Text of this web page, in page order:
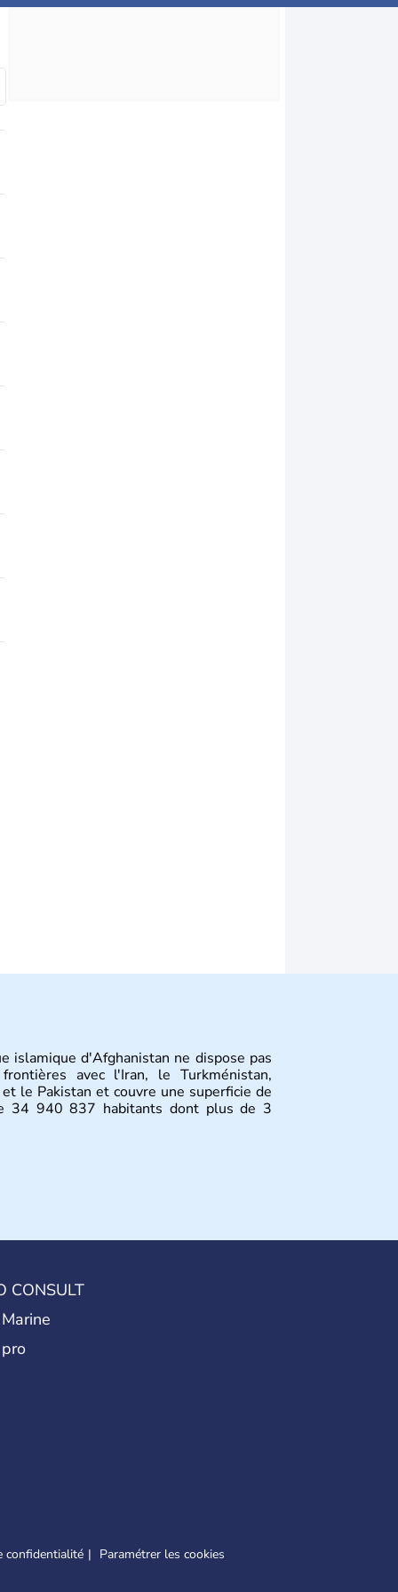
islamique d'Afghanistan ne dispose pas
avec l'Iran, le Turkménistan,
le Pakistan et couvre une superficie de
34 940 837 habitants dont plus de 3
CONSULT
confidentialité
Paramétrer les cookies